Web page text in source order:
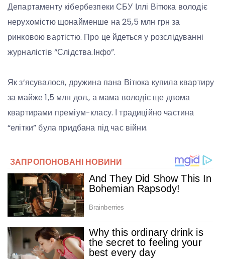
Департаменту кібербезпеки СБУ Іллі Вітюка володіє
нерухомістю щонайменше на 25,5 млн грн за
ринковою вартістю. Про це йдеться у розслідуванні
журналістів “Слідства.Інфо”.
Як з’ясувалося, дружина пана Вітюка купила квартиру
за майже 1,5 млн дол., а мама володіє ще двома
квартирами преміум-класу. І традиційно частина
“елітки” була придбана під час війни.